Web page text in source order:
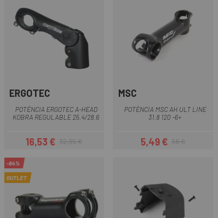
ERGOTEC
POTÈNCIA ERGOTEC A-HEAD
KOBRA REGULABLE 25.4/28.6
Preu
16,53 €Preu regular
32,95 €
MSC
POTÈNCIA MSC AH ULT LINE
31.8 120 -6+
Preu
5,49 €Preu regular
56 €
-64%
OUTLET